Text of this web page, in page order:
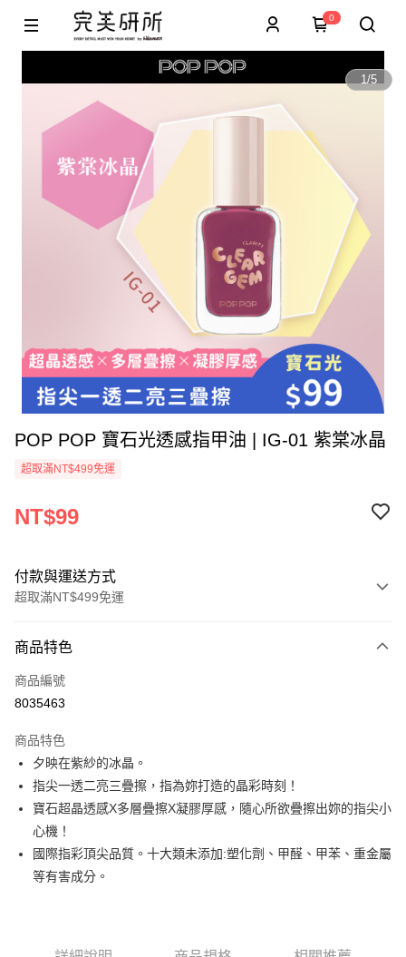
0
1/5
POP POP 寶石光透感指甲油 | IG-01 紫棠冰晶
超取滿NT$499免運
NT$99
付款與運送方式
超取滿NT$499免運
信用卡一次付款
超商取貨付款
Apple Pay
街口支付
悠遊付
運送方式
商品特色
商品編號
8035463
商品特色
夕映在紫紗的冰晶。
指尖一透二亮三疊擦，指為妳打造的晶彩時刻！
寶石超晶透感X多層疊擦X凝膠厚感，隨心所欲疊擦出妳的指尖小
心機！
國際指彩頂尖品質。十大類未添加:塑化劑、甲醛、甲苯、重金屬
等有害成分。